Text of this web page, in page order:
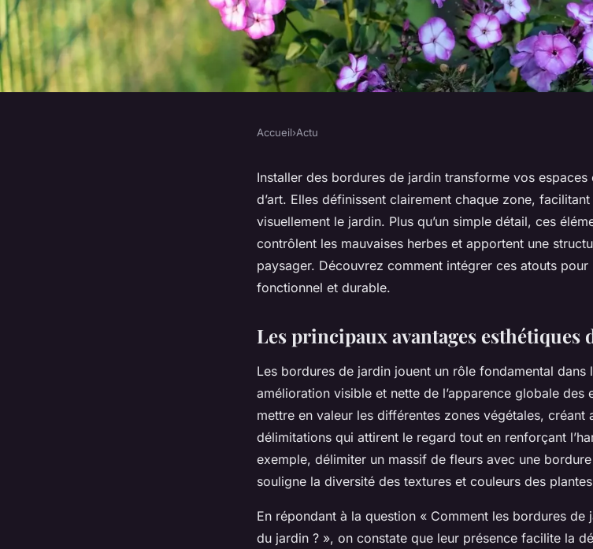
10 avantages d'ajouter des
jardin à vos espaces extérieurs
Accueil›Actu
Installer des bordures de jardin transforme vos
d’art. Elles définissent clairement chaque zone,
visuellement le jardin. Plus qu’un simple détail, ces
contrôlent les mauvaises herbes et apportent une
paysager. Découvrez comment intégrer ces atouts
fonctionnel et durable.
Les principaux avantages esthétiques
Les bordures de jardin jouent un rôle fondamental dans
amélioration visible et nette de l’apparence globale des
mettre en valeur les différentes zones végétales, créant
délimitations qui attirent le regard tout en renforçant
exemple, délimiter un massif de fleurs avec une
souligne la diversité des textures et couleurs des
En répondant à la question « Comment les bordures de
du jardin ? », on constate que leur présence facilite la